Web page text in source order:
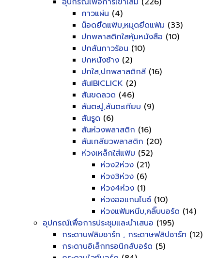
กาวแผ่น (4)
น็อดยึดแฟ้ม,หมุดยึดแฟ้ม (33)
ปกพลาสติกใสหุ้มหนังสือ (10)
ปกสันกาวร้อน (10)
ปกหนังช้าง (2)
ปกใส,ปกพลาสติกสี (16)
สันIBICLICK (2)
สันขดลวด (46)
สันตะปู,สันตะเกียบ (9)
สันรูด (6)
สันห่วงพลาสติก (16)
สันเกลียวพลาสติก (20)
ห่วงเหล็กใส่แฟ้ม (52)
ห่วง2ห่วง (21)
ห่วง3ห่วง (6)
ห่วง4ห่วง (1)
ห่วงออแกนไนซ์ (10)
ห่วงแฟ้มหนีบ,คลิ๊บบอร์ด (14)
อุปกรณ์เพื่อการประชุมและนำเสนอ (195)
กระดานฟลิบชาร์ท , กระดาษฟลิปชาร์ท (12)
กระดานอิเล็กทรอนิกส์บอร์ด (5)